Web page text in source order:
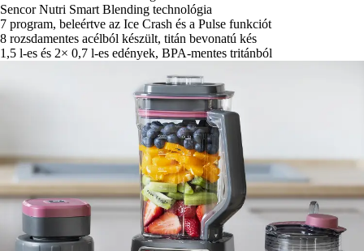
Sencor Nutri Smart Blending technológia
7 program, beleértve az Ice Crash és a Pulse funkciót
8 rozsdamentes acélból készült, titán bevonatú kés
1,5 l-es és 2× 0,7 l-es edények, BPA-mentes tritánból